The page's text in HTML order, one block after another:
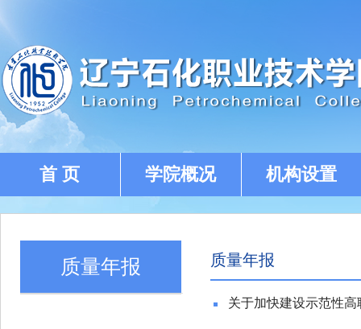
首 页 学院概况 机构设置
质量年报 质量年报
关于加快建设示范性